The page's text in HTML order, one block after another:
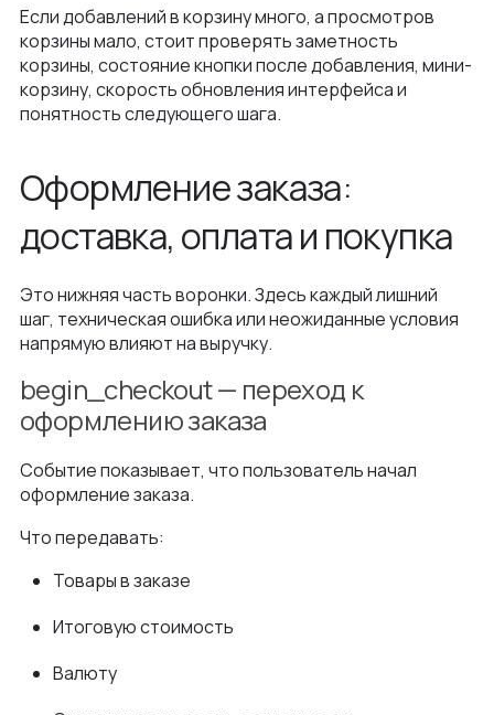
Если добавлений в корзину много, а просмотров
корзины мало, стоит проверять заметность
корзины, состояние кнопки после добавления, мини-
корзину, скорость обновления интерфейса и
понятность следующего шага.
Оформление заказа:
доставка, оплата и покупка
Это нижняя часть воронки. Здесь каждый лишний
шаг, техническая ошибка или неожиданные условия
напрямую влияют на выручку.
begin_checkout — переход к
оформлению заказа
Событие показывает, что пользователь начал
оформление заказа.
Что передавать:
Товары в заказе
Итоговую стоимость
Валюту